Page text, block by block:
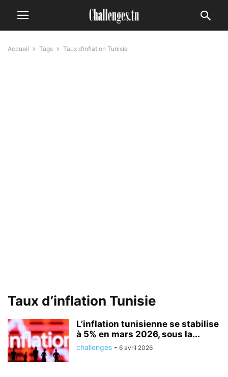
Accueil Tags Taux d’inflation Tunisie
Taux d’inflation Tunisie
L’inflation tunisienne se stabilise
à 5% en mars 2026, sous la...
challenges - 6 avril 2026